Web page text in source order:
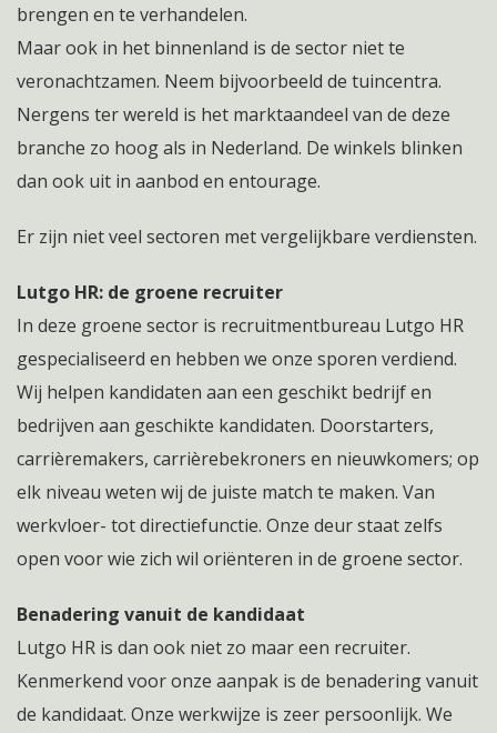
brengen en te verhandelen.
Maar ook in het binnenland is de sector niet te
veronachtzamen. Neem bijvoorbeeld de tuincentra.
Nergens ter wereld is het marktaandeel van de deze
branche zo hoog als in Nederland. De winkels blinken
dan ook uit in aanbod en entourage.
Er zijn niet veel sectoren met vergelijkbare verdiensten.
Lutgo HR: de groene recruiter
In deze groene sector is recruitmentbureau Lutgo HR
gespecialiseerd en hebben we onze sporen verdiend.
Wij helpen kandidaten aan een geschikt bedrijf en
bedrijven aan geschikte kandidaten. Doorstarters,
carrièremakers, carrièrebekroners en nieuwkomers; op
elk niveau weten wij de juiste match te maken. Van
werkvloer- tot directiefunctie. Onze deur staat zelfs
open voor wie zich wil oriënteren in de groene sector.
Benadering vanuit de kandidaat
Lutgo HR is dan ook niet zo maar een recruiter.
Kenmerkend voor onze aanpak is de benadering vanuit
de kandidaat. Onze werkwijze is zeer persoonlijk. We